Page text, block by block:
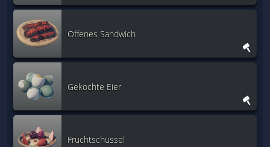
Offenes Sandwich
Gekochte Eier
Fruchtschüssel